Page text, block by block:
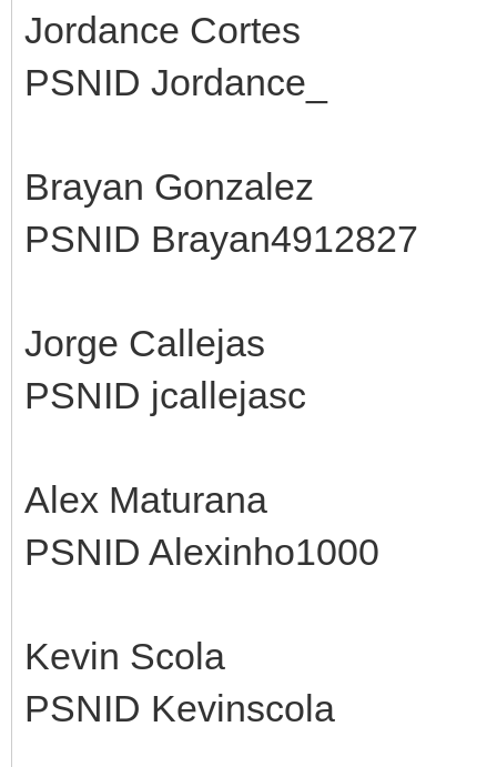
Jordance Cortes
PSNID Jordance_
Brayan Gonzalez
PSNID Brayan4912827
Jorge Callejas
PSNID jcallejasc
Alex Maturana
PSNID Alexinho1000
Kevin Scola
PSNID Kevinscola